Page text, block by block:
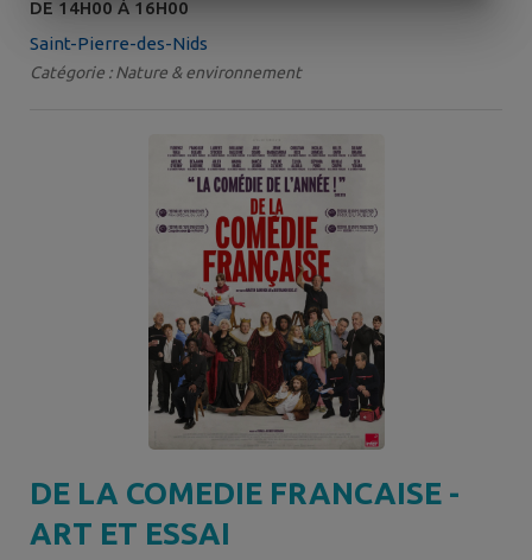
DE 14H00 À 16H00
Saint-Pierre-des-Nids
Catégorie : Nature & environnement
DE LA COMEDIE FRANCAISE -
ART ET ESSAI